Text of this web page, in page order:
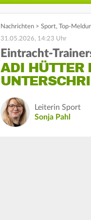
Nachrichten > Sport, Top-
31.05.2026, 14:23 Uhr
Eintracht-
ADI HÜTTER
Leiterin Sport
Sonja Pahl